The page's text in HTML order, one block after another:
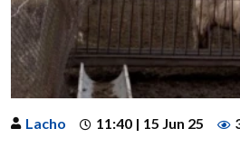
Lacho 11:40 | 15 Jun 25